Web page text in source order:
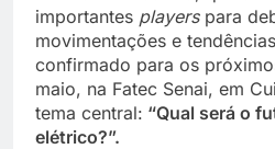
importantes playerspara
movimentações e
confirmado para os
maio, na Fatec Senai, em
tema central: “Qual será o
elétrico?”.